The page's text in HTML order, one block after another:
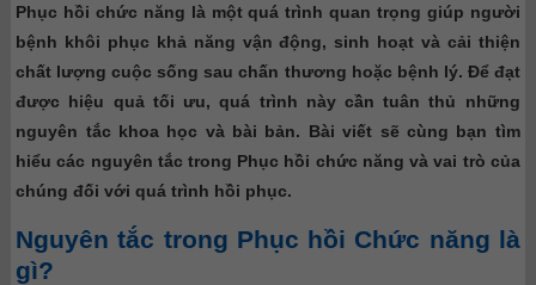
Phục hồi chức năng là một quá trình quan trọng giúp người
bệnh khôi phục khả năng vận động, sinh hoạt và cải thiện
chất lượng cuộc sống sau chấn thương hoặc bệnh lý. Để đạt
được hiệu quả tối ưu, quá trình này cần tuân thủ những
nguyên tắc khoa học và bài bản. Bài viết sẽ cùng bạn tìm
hiểu các nguyên tắc trong Phục hồi chức năng và vai trò của
chúng đối với quá trình hồi phục.
Nguyên tắc trong Phục hồi Chức năng là
gì?